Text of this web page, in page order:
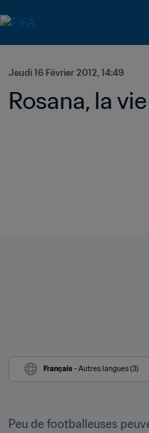
Jeudi 16 Février 2012, 14:49
Rosana, la
Français - Autres langues (3)
Peu de footballeuses